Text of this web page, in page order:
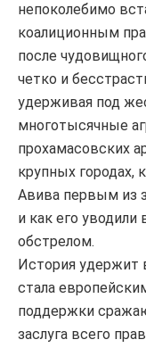
непоколебимо
коалиционным
после
четко и
удерживая под
многотысячные
прохамасовских
крупных городах,
Авива первым из
и как его
обстрелом.
История удержит
стала
поддержки
заслуга всего